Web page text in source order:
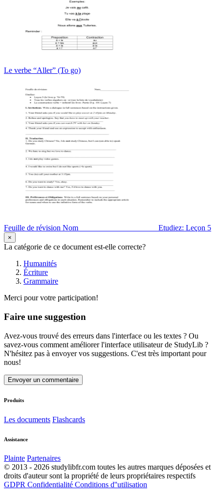
Le verbe “Aller” (To go)
Feuille de révision Nom____________________ Etudiez: Leçon 5
×
La catégorie de ce document est-elle correcte?
Humanités
Écriture
Grammaire
Merci pour votre participation!
Faire une suggestion
Avez-vous trouvé des erreurs dans l'interface ou les textes ? Ou
savez-vous comment améliorer l'interface utilisateur de StudyLib ?
N'hésitez pas à envoyer vos suggestions. C'est très important pour
nous!
Envoyer un commentaire
Produits
Les documents Flashcards
Assistance
Plainte Partenaires
© 2013 - 2026 studylibfr.com toutes les autres marques déposées et
droits d'auteur sont la propriété de leurs propriétaires respectifs
GDPR Confidentialité Conditions d''utilisation